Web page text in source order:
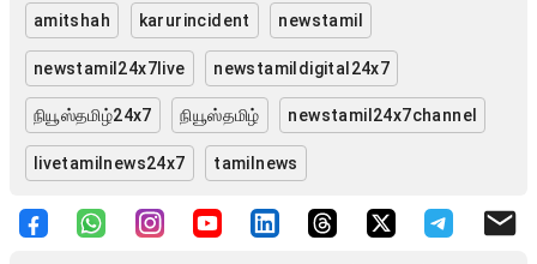
amitshah karurincident newstamil
newstamil24x7live newstamildigital24x7
நியூஸ்தமிழ்24x7 நியூஸ்தமிழ் newstamil24x7channel
livetamilnews24x7 tamilnews